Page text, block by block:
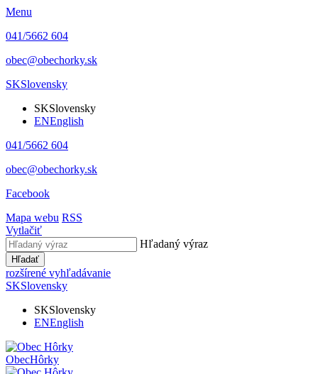
Menu
041/5662 604
obec@obechorky.sk
SKSlovensky
SKSlovensky
ENEnglish
041/5662 604
obec@obechorky.sk
Facebook
Mapa webu RSS
Vytlačiť
Hľadaný výraz
Hľadať
rozšírené vyhľadávanie
SKSlovensky
SKSlovensky
ENEnglish
ObecHôrky